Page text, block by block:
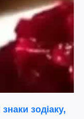
зодіаку,